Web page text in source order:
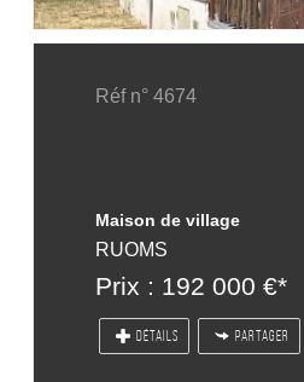
Réf n° 4674
Maison de village
RUOMS
Prix : 192 000 €*
DÉTAILS PARTAGER